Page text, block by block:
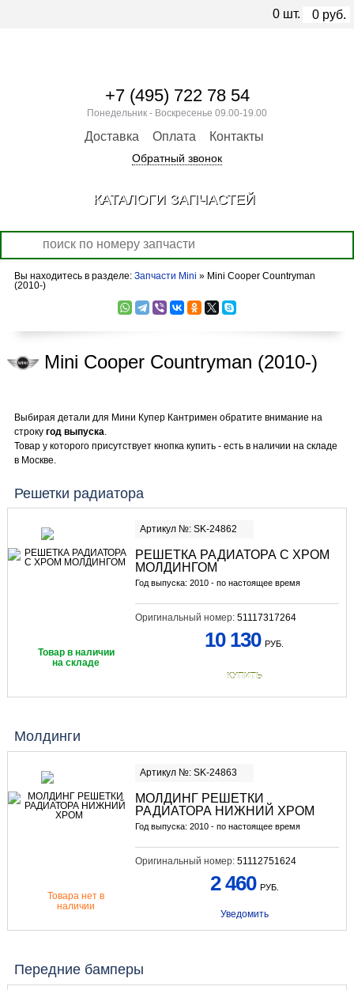
Вы находитесь в разделе: Запчасти Mini » Mini Cooper Countryman
(2010-)
Mini Cooper Countryman (2010-)
Выбирая детали для Мини Купер Кантримен обратите внимание на
строку год выпуска.
Товар у которого присутствует кнопка купить - есть в наличии на складе
в Москве.
Решетки радиатора
Артикул №: SK-24862
РЕШЕТКА РАДИАТОРА С ХРОМ
МОЛДИНГОМ
Год выпуска: 2010 - по настоящее время
Оригинальный номер: 51117317264
Товар в наличии
на складе
10 130 РУБ.
КУПИТЬ
Молдинги
Артикул №: SK-24863
МОЛДИНГ РЕШЕТКИ
РАДИАТОРА НИЖНИЙ ХРОМ
Год выпуска: 2010 - по настоящее время
Оригинальный номер: 51112751624
Товара нет в
наличии
2 460 РУБ.
Уведомить
Передние бамперы
+7 (495) 722 78 54
Понедельник - Воскресенье 09.00-19.00
Доставка Оплата Контакты
Обратный звонок
0 шт. 0 руб.
КАТАЛОГИ ЗАПЧАСТЕЙ